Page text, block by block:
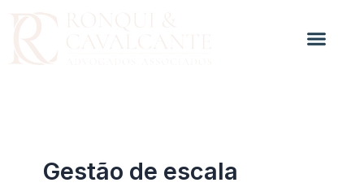
Gestão de escala